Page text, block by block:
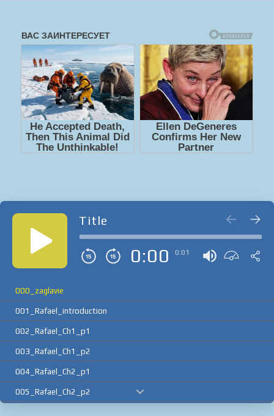
Title
0:00 0:01
000_zaglavie
001_Rafael_introduction
002_Rafael_Ch1_p1
003_Rafael_Ch1_p2
004_Rafael_Ch2_p1
005_Rafael_Ch2_p2